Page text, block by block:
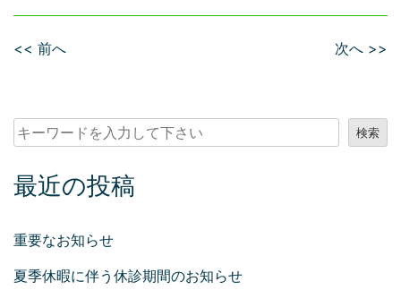
<< 前へ 次へ >>
検
索
検索
最近の投稿
重要なお知らせ
夏季休暇に伴う休診期間のお知らせ